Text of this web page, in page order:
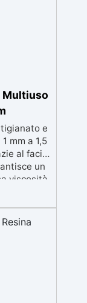
Multiuso
e
mm a 1,5
al facile
un
viscosità
con
e
Free e